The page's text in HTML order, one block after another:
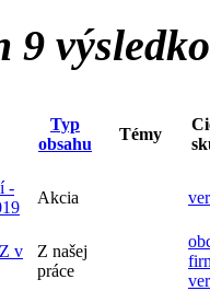
9
Typ
obsahu
Témy
-
Akcia
v
Z našej
práce